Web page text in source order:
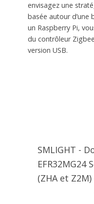
envisagez une
basée autour
un Raspberry Pi,
du contrôleur
version USB.
SMLIGHT -
EFR32MG24
(ZHA et Z2M)